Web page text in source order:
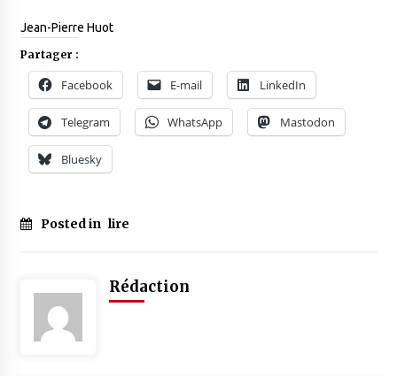
Jean-Pierre Huot
Partager :
Facebook E-mail LinkedIn
Telegram WhatsApp Mastodon
Bluesky
Posted in lire
Rédaction